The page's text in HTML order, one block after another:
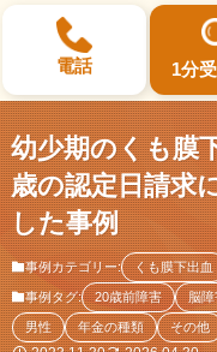
電話 1分
選ばれる3つの理
初回相談
サポー
幼少期のくも膜
歳の認定日請求
した事例
事例カテゴリー: くも膜下出血
事例タグ: 20歳前障害 脳障
男性 年金の種類 その他